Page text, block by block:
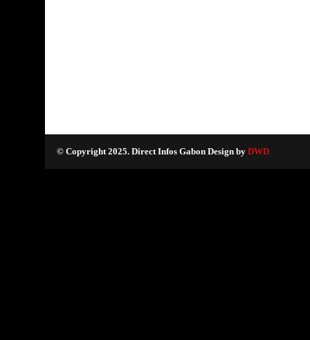
© Copyright 2025. Direct Infos Gabon Design by DWD